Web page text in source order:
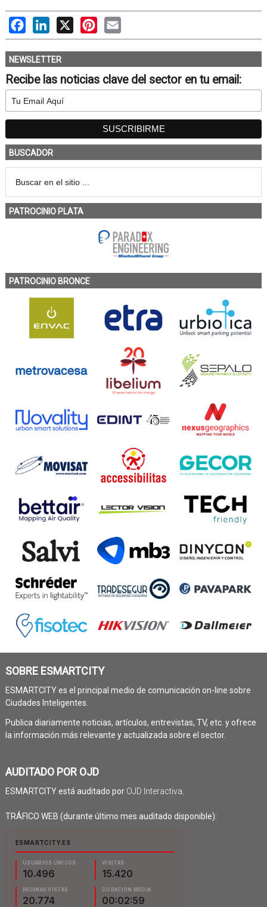
FacebookLinkedIn Pinterest
NEWSLETTER
Recibe las noticias clave del sector en tu email:
BUSCADOR
PATROCINIO PLATA
PATROCINIO BRONCE
SOBRE ESMARTCITY
ESMARTCITY es el principal medio de comunicación on-line sobre
Ciudades Inteligentes.
Publica diariamente noticias, artículos, entrevistas, TV, etc. y ofrece
la información más relevante y actualizada sobre el sector.
AUDITADO POR OJD
ESMARTCITY está auditado por OJD Interactiva
TRÁFICO WEB (durante último mes auditado disponible):